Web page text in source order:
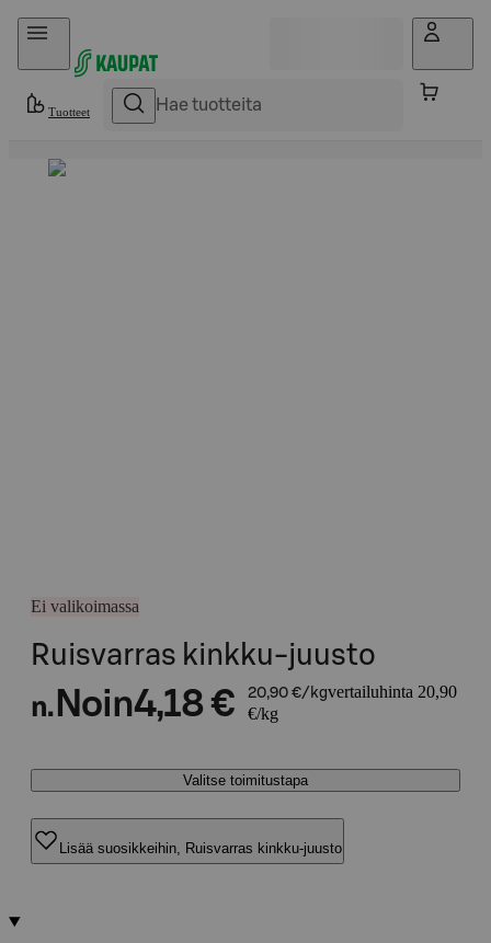
Hyppää sisältöön
Tuotteet
Ei valikoimassa
Ruisvarras kinkku-juusto
n. Noin4,18 € 20,90 €/kgvertailuhinta 20,90
€/kg
Valitse toimitustapa
Lisää suosikkeihin, Ruisvarras kinkku-juusto